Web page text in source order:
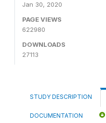
Jan 30, 2020
PAGE VIEWS
622980
DOWNLOADS
27113
STUDY DESCRIPTION
DOCUMENTATION